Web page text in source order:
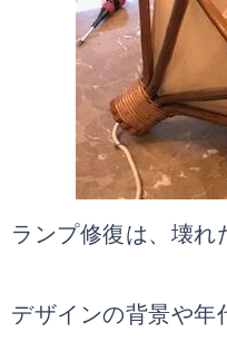
ランプ修復は、壊れ
デザインの背景や年